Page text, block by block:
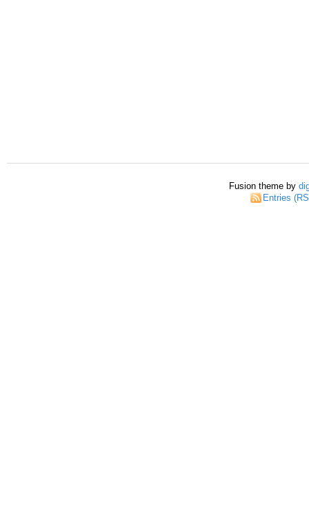
Fusion theme by
Entries